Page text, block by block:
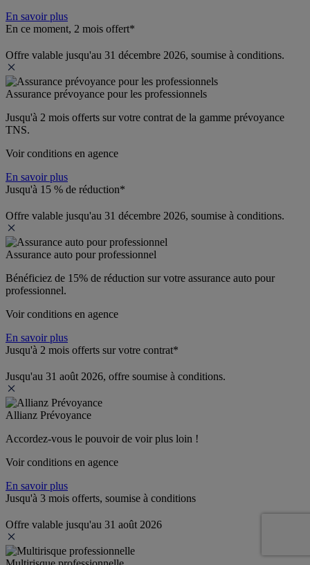
En savoir plus
En ce moment, 2 mois offert*
Offre valable jusqu'au 31 décembre 2026, soumise à conditions.
Assurance prévoyance pour les professionnels
Jusqu'à 2 mois offerts sur votre contrat de la gamme prévoyance
TNS.
Voir conditions en agence
En savoir plus
Jusqu'à 15 % de réduction*
Offre valable jusqu'au 31 décembre 2026, soumise à conditions.
Assurance auto pour professionnel
Bénéficiez de 15% de réduction sur votre assurance auto pour
professionnel.
Voir conditions en agence
En savoir plus
Jusqu'à 2 mois offerts sur votre contrat*
Jusqu'au 31 août 2026, offre soumise à conditions.
Allianz Prévoyance
Accordez-vous le pouvoir de voir plus loin !
Voir conditions en agence
En savoir plus
Jusqu'à 3 mois offerts, soumise à conditions
Offre valable jusqu'au 31 août 2026